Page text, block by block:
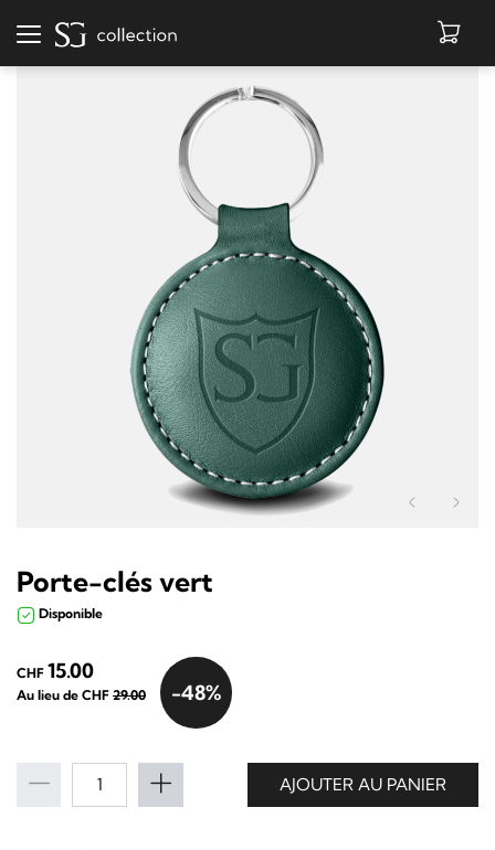
LIVRES
MAROQUINERIE
ACCESSOIRES
DÉSTOCKAGE
Afficher
la
Porte-clés vert
Disponible
CHF 15.00
Au lieu de CHF 29.00 -48%
AJOUTER AU PANIER